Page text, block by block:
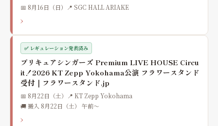
📅 8月16日（日） 📍 SGC HALL ARIAKE
›
✅ レギュレーション発表済み
プリキュアシンガーズ Premium LIVE HOUSE Circu
it！2026 KT Zepp Yokohama公演 フラワースタンド
受付｜フラワースタンド.jp
📅 8月22日（土）
📍 KT Zepp Yokohama
🚚 搬入 8月22日（土） 午前〜
›